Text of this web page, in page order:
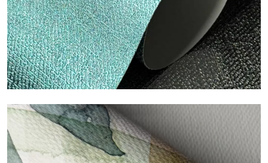
Metal
Metal ist die metallische Tapete von Tecnografica, mit
einzigartigen metallischen Reflexen, die Gold-, Silber-, Kupfer-